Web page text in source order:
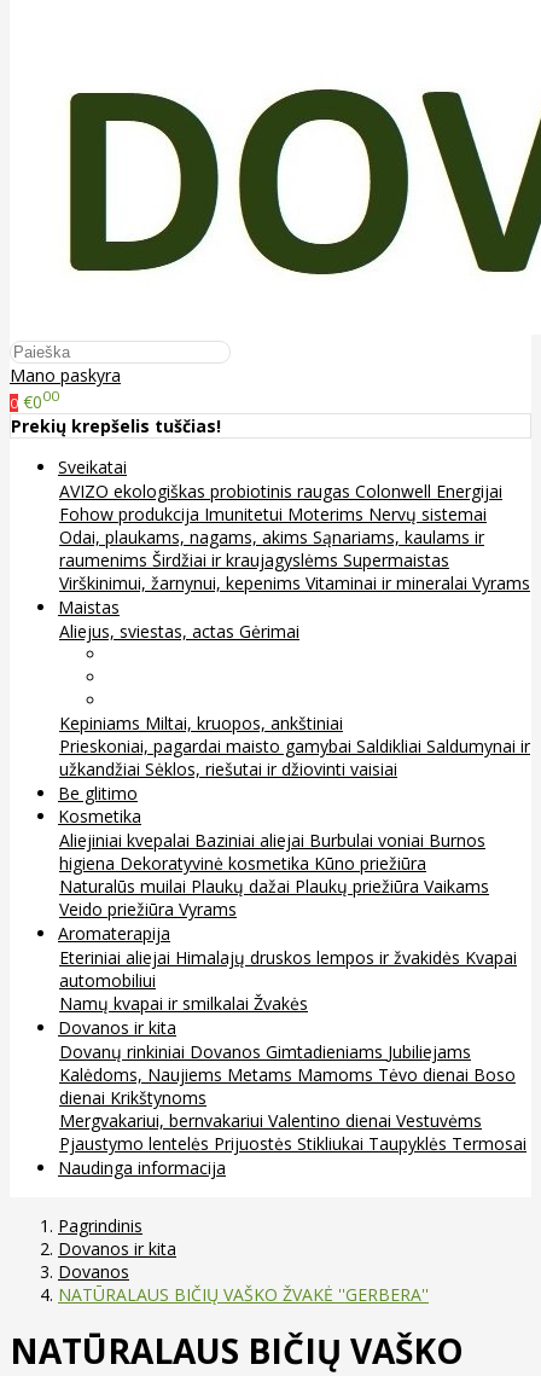
Mano paskyra
0 €000
Prekių krepšelis tuščias!
Sveikatai
AVIZO ekologiškas probiotinis raugas Colonwell Energijai
Fohow produkcija Imunitetui Moterims Nervų sistemai
Odai, plaukams, nagams, akims Sąnariams, kaulams ir
raumenims Širdžiai ir kraujagyslėms Supermaistas
Virškinimui, žarnynui, kepenims Vitaminai ir mineralai Vyrams
Maistas
Aliejus, sviestas, actas Gėrimai
Kepiniams Miltai, kruopos, ankštiniai
Prieskoniai, pagardai maisto gamybai Saldikliai Saldumynai ir
užkandžiai Sėklos, riešutai ir džiovinti vaisiai
Be glitimo
Kosmetika
Aliejiniai kvepalai Baziniai aliejai Burbulai voniai Burnos
higiena Dekoratyvinė kosmetika Kūno priežiūra
Naturalūs muilai Plaukų dažai Plaukų priežiūra Vaikams
Veido priežiūra Vyrams
Aromaterapija
Eteriniai aliejai Himalajų druskos lempos ir žvakidės Kvapai
automobiliui
Namų kvapai ir smilkalai Žvakės
Dovanos ir kita
Dovanų rinkiniai Dovanos Gimtadieniams Jubiliejams
Kalėdoms, Naujiems Metams Mamoms Tėvo dienai Boso
dienai Krikštynoms
Mergvakariui, bernvakariui Valentino dienai Vestuvėms
Pjaustymo lentelės Prijuostės Stikliukai Taupyklės Termosai
Naudinga informacija
Pagrindinis
Dovanos ir kita
Dovanos
NATŪRALAUS BIČIŲ VAŠKO ŽVAKĖ ''GERBERA''
NATŪRALAUS BIČIŲ VAŠKO